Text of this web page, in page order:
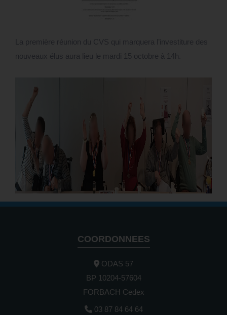
La première réunion du CVS qui marquera l’investiture des
nouveaux élus aura lieu le mardi 15 octobre à 14h.
COORDONNEES
ODAS 57
BP 10204-57604
FORBACH Cedex
03 87 84 64 64